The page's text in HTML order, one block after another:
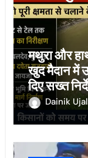
मथुरा और
खुद मैदान में
दिए सख्त
Dainik